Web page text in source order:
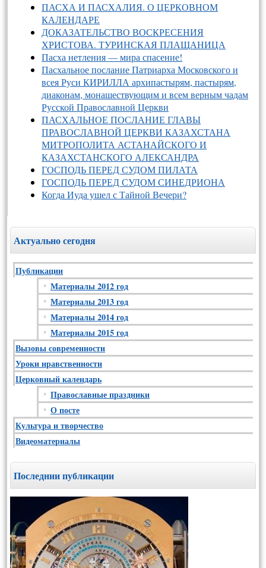
ПАСХА И ПАСХАЛИЯ. О ЦЕРКОВНОМ
КАЛЕНДАРЕ
ДОКАЗАТЕЛЬСТВО ВОСКРЕСЕНИЯ
ХРИСТОВА. ТУРИНСКАЯ ПЛАЩАНИЦА
Пасха нетления — мира спасение!
Пасхальное послание Патриарха Московского и
всея Руси КИРИЛЛА архипастырям, пастырям,
диаконам, монашествующим и всем верным чадам
Русской Православной Церкви
ПАСХАЛЬНОЕ ПОСЛАНИЕ ГЛАВЫ
ПРАВОСЛАВНОЙ ЦЕРКВИ КАЗАХСТАНА
МИТРОПОЛИТА АСТАНАЙСКОГО И
КАЗАХСТАНСКОГО АЛЕКСАНДРА
ГОСПОДЬ ПЕРЕД СУДОМ ПИЛАТА
ГОСПОДЬ ПЕРЕД СУДОМ СИНЕДРИОНА
Когда Иуда ушел с Тайной Вечери?
Актуально сегодня
Публикации
Материалы 2012 год
Материалы 2013 год
Материалы 2014 год
Материалы 2015 год
Вызовы современности
Уроки нравственности
Церковный календарь
Православные праздники
О посте
Культура и творчество
Видеоматериалы
Последнии публикации